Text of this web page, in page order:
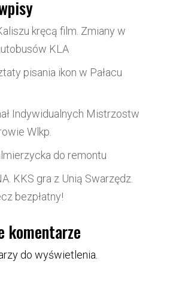
kręcą film. Zmiany w
KLA
pisania ikon w Pałacu
Indywidualnych Mistrzostw
Wlkp.
do remontu
KKS gra z Unią Swarzędz.
bezpłatny!
komentarze
do wyświetlenia.